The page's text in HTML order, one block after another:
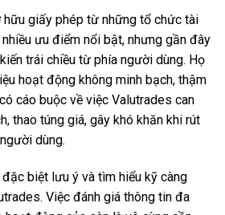
hữu giấy phép từ những tổ chức tài
ưu điểm nổi bật, nhưng gần đây
trái chiều từ phía người dùng. Họ
hoạt động không minh bạch, thậm
cáo buộc về việc Valutrades can
thao túng giá, gây khó khăn khi rút
dùng.
biệt lưu ý và tìm hiểu kỹ càng
Việc đánh giá thông tin đa